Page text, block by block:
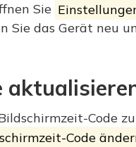
Sie
Sie das Gerät neu
Code
Code